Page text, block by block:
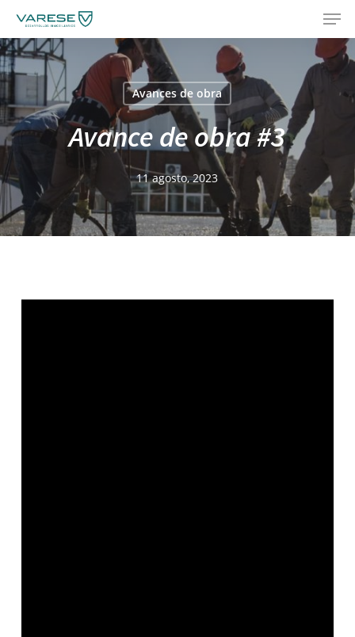
main
content
Avances de obra
Avance de obra #3
11 agosto, 2023